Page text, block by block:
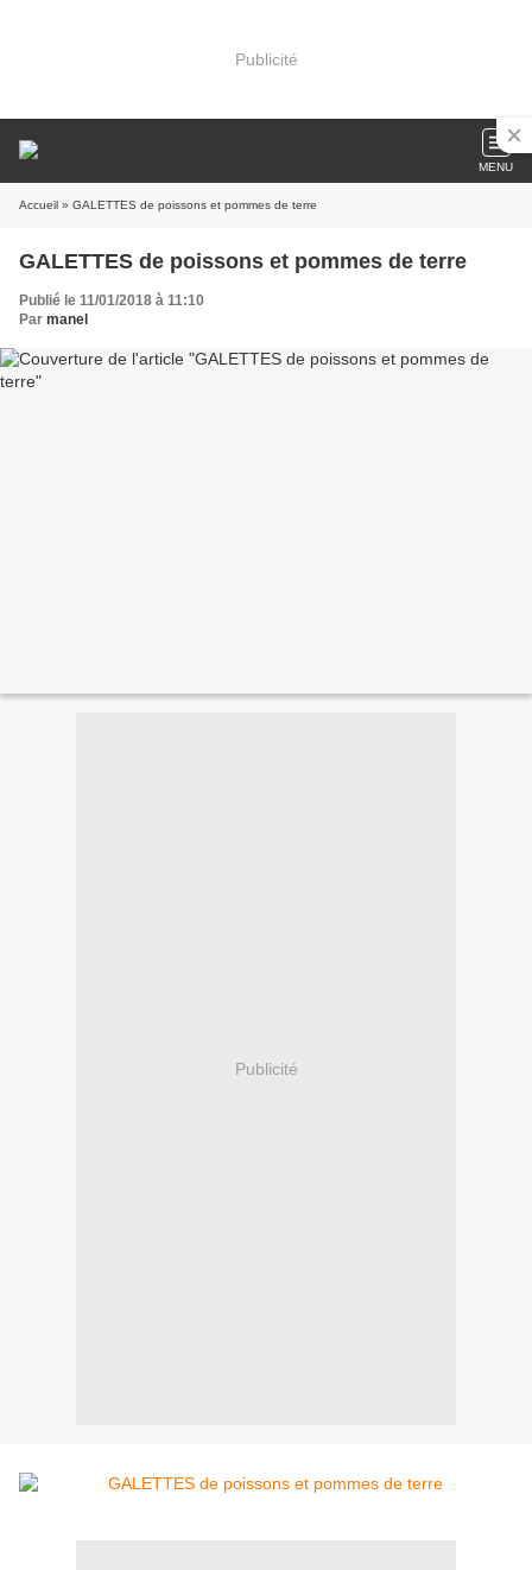
Publicité
MENU
Accueil » GALETTES de poissons et pommes de terre
GALETTES de poissons et pommes de terre
Publié le 11/01/2018 à 11:10
Par manel
Publicité